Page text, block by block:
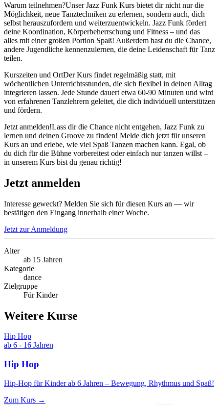
Warum teilnehmen?Unser Jazz Funk Kurs bietet dir nicht nur die
Möglichkeit, neue Tanztechniken zu erlernen, sondern auch, dich
selbst herauszufordern und weiterzuentwickeln. Jazz Funk fördert
deine Koordination, Körperbeherrschung und Fitness – und das
alles mit einer großen Portion Spaß! Außerdem hast du die Chance,
andere Jugendliche kennenzulernen, die deine Leidenschaft für Tanz
teilen.
Kurszeiten und OrtDer Kurs findet regelmäßig statt, mit
wöchentlichen Unterrichtsstunden, die sich flexibel in deinen Alltag
integrieren lassen. Jede Stunde dauert etwa 60-90 Minuten und wird
von erfahrenen Tanzlehrern geleitet, die dich individuell unterstützen
und fördern.
Jetzt anmelden!Lass dir die Chance nicht entgehen, Jazz Funk zu
lernen und deinen Groove zu finden! Melde dich jetzt für unseren
Kurs an und erlebe, wie viel Spaß Tanzen machen kann. Egal, ob
du dich für die Bühne vorbereitest oder einfach nur tanzen willst –
in unserem Kurs bist du genau richtig!
Jetzt anmelden
Interesse geweckt? Melden Sie sich für diesen Kurs an — wir
bestätigen den Eingang innerhalb einer Woche.
Jetzt zur Anmeldung
Alter
ab 15 Jahren
Kategorie
dance
Zielgruppe
Für Kinder
Weitere Kurse
Hip Hop
ab 6 - 16 Jahren
Hip Hop
Hip-Hop für Kinder ab 6 Jahren – Bewegung, Rhythmus und Spaß!
Zum Kurs →